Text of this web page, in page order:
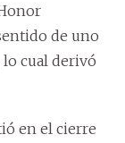
de uno
cual derivó
en el cierre